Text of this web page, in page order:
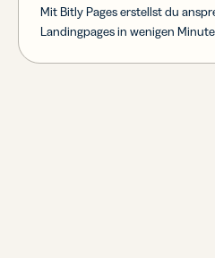
Mit Bitly Pages erstellst du
Landingpages in wenigen